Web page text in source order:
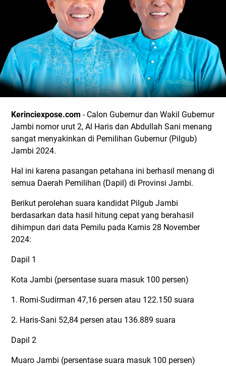
Kerinciexpose.com - Calon Gubernur dan Wakil Gubernur
Jambi nomor urut 2, Al Haris dan Abdullah Sani menang
sangat menyakinkan di Pemilihan Gubernur (Pilgub)
Jambi 2024.
Hal ini karena pasangan petahana ini berhasil menang di
semua Daerah Pemilihan (Dapil) di Provinsi Jambi.
Berikut perolehan suara kandidat Pilgub Jambi
berdasarkan data hasil hitung cepat yang berahasil
dihimpun dari data Pemilu pada Kamis 28 November
2024:
Dapil 1
Kota Jambi (persentase suara masuk 100 persen)
1. Romi-Sudirman 47,16 persen atau 122.150 suara
2. Haris-Sani 52,84 persen atau 136.889 suara
Dapil 2
Muaro Jambi (persentase suara masuk 100 persen)